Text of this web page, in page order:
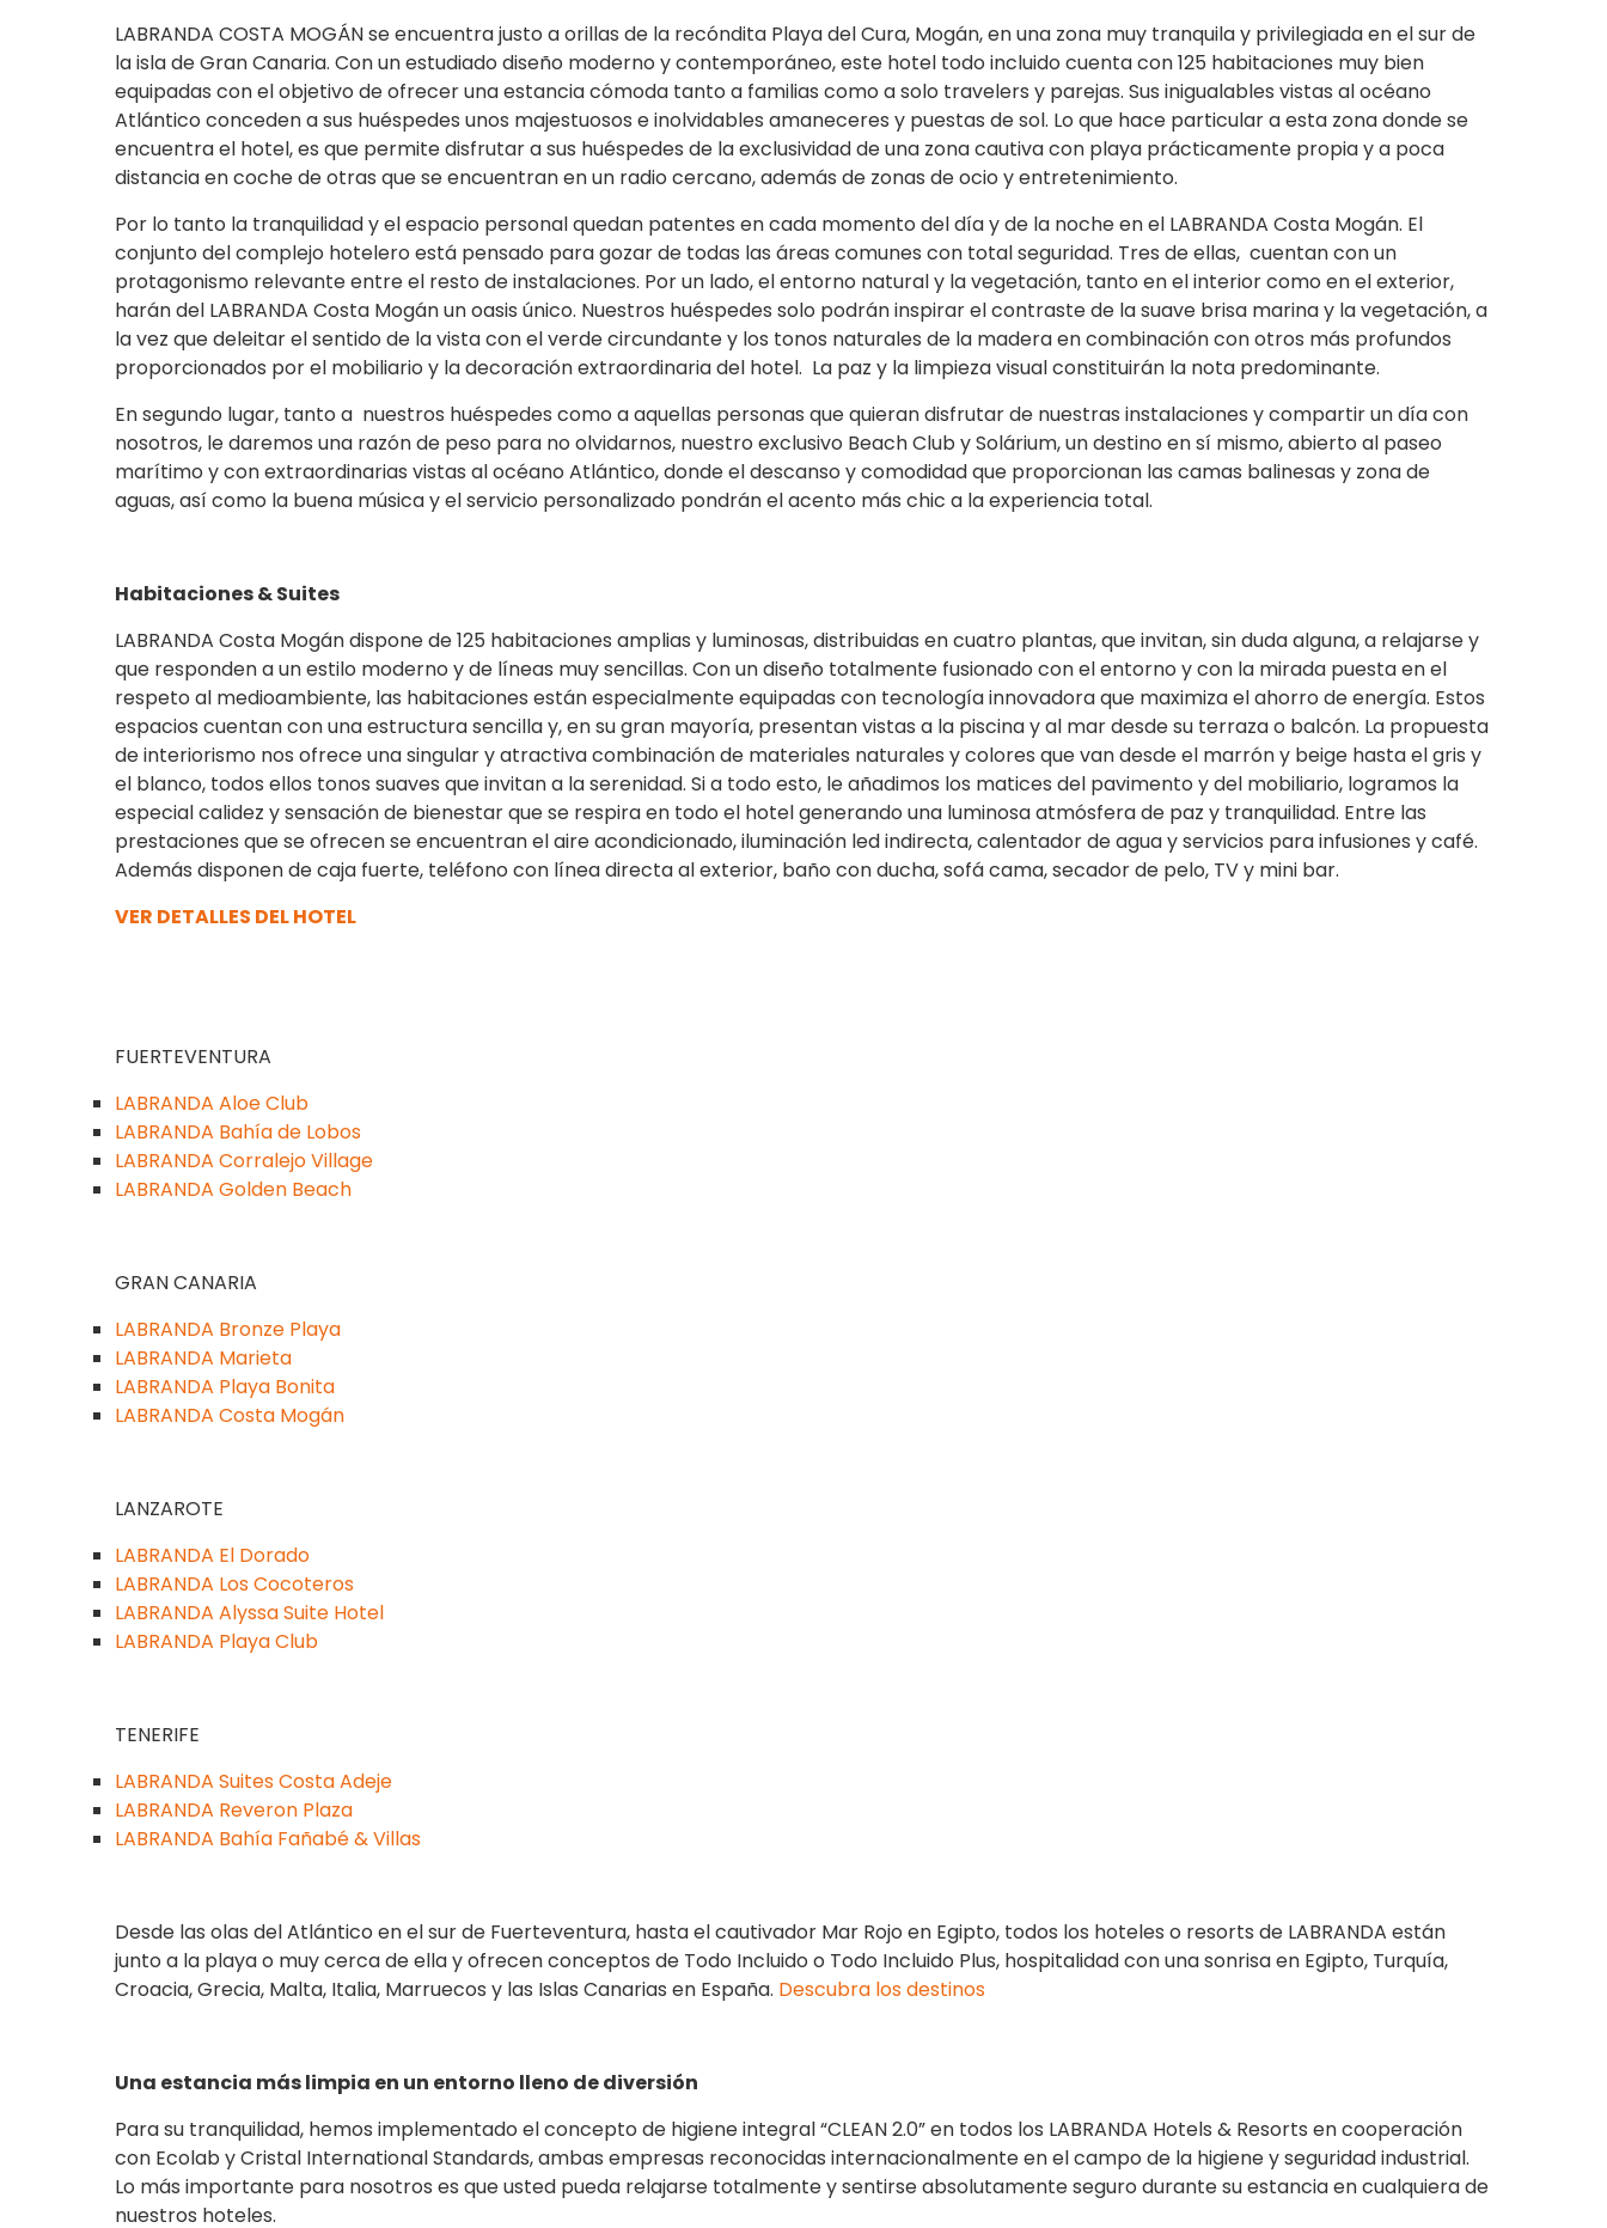
LABRANDA COSTA MOGÁN se encuentra justo a orillas de la recóndita Playa del Cura, Mogán, en una zona muy tranquila y privilegiada en el sur de
la isla de Gran Canaria. Con un estudiado diseño moderno y contemporáneo, este hotel todo incluido cuenta con 125 habitaciones muy bien
equipadas con el objetivo de ofrecer una estancia cómoda tanto a familias como a solo travelers y parejas. Sus inigualables vistas al océano
Atlántico conceden a sus huéspedes unos majestuosos e inolvidables amaneceres y puestas de sol. Lo que hace particular a esta zona donde se
encuentra el hotel, es que permite disfrutar a sus huéspedes de la exclusividad de una zona cautiva con playa prácticamente propia y a poca
distancia en coche de otras que se encuentran en un radio cercano, además de zonas de ocio y entretenimiento.
Por lo tanto la tranquilidad y el espacio personal quedan patentes en cada momento del día y de la noche en el LABRANDA Costa Mogán. El
conjunto del complejo hotelero está pensado para gozar de todas las áreas comunes con total seguridad. Tres de ellas, cuentan con un
protagonismo relevante entre el resto de instalaciones. Por un lado, el entorno natural y la vegetación, tanto en el interior como en el exterior,
harán del LABRANDA Costa Mogán un oasis único. Nuestros huéspedes solo podrán inspirar el contraste de la suave brisa marina y la vegetación, a
la vez que deleitar el sentido de la vista con el verde circundante y los tonos naturales de la madera en combinación con otros más profundos
proporcionados por el mobiliario y la decoración extraordinaria del hotel. La paz y la limpieza visual constituirán la nota predominante.
En segundo lugar, tanto a nuestros huéspedes como a aquellas personas que quieran disfrutar de nuestras instalaciones y compartir un día con
nosotros, le daremos una razón de peso para no olvidarnos, nuestro exclusivo Beach Club y Solárium, un destino en sí mismo, abierto al paseo
marítimo y con extraordinarias vistas al océano Atlántico, donde el descanso y comodidad que proporcionan las camas balinesas y zona de
aguas, así como la buena música y el servicio personalizado pondrán el acento más chic a la experiencia total.
Habitaciones & Suites
LABRANDA Costa Mogán dispone de 125 habitaciones amplias y luminosas, distribuidas en cuatro plantas, que invitan, sin duda alguna, a relajarse y
que responden a un estilo moderno y de líneas muy sencillas. Con un diseño totalmente fusionado con el entorno y con la mirada puesta en el
respeto al medioambiente, las habitaciones están especialmente equipadas con tecnología innovadora que maximiza el ahorro de energía. Estos
espacios cuentan con una estructura sencilla y, en su gran mayoría, presentan vistas a la piscina y al mar desde su terraza o balcón. La propuesta
de interiorismo nos ofrece una singular y atractiva combinación de materiales naturales y colores que van desde el marrón y beige hasta el gris y
el blanco, todos ellos tonos suaves que invitan a la serenidad. Si a todo esto, le añadimos los matices del pavimento y del mobiliario, logramos la
especial calidez y sensación de bienestar que se respira en todo el hotel generando una luminosa atmósfera de paz y tranquilidad. Entre las
prestaciones que se ofrecen se encuentran el aire acondicionado, iluminación led indirecta, calentador de agua y servicios para infusiones y café.
Además disponen de caja fuerte, teléfono con línea directa al exterior, baño con ducha, sofá cama, secador de pelo, TV y mini bar.
VER DETALLES DEL HOTEL
FUERTEVENTURA
LABRANDA Aloe Club
LABRANDA Bahía de Lobos
LABRANDA Corralejo Village
LABRANDA Golden Beach
GRAN CANARIA
LABRANDA Bronze Playa
LABRANDA Marieta
LABRANDA Playa Bonita
LABRANDA Costa Mogán
LANZAROTE
LABRANDA El Dorado
LABRANDA Los Cocoteros
LABRANDA Alyssa Suite Hotel
LABRANDA Playa Club
TENERIFE
LABRANDA Suites Costa Adeje
LABRANDA Reveron Plaza
LABRANDA Bahía Fañabé & Villas
Desde las olas del Atlántico en el sur de Fuerteventura, hasta el cautivador Mar Rojo en Egipto, todos los hoteles o resorts de LABRANDA están
junto a la playa o muy cerca de ella y ofrecen conceptos de Todo Incluido o Todo Incluido Plus, hospitalidad con una sonrisa en Egipto, Turquía,
Croacia, Grecia, Malta, Italia, Marruecos y las Islas Canarias en España. Descubra los destinos
Una estancia más limpia en un entorno lleno de diversión
Para su tranquilidad, hemos implementado el concepto de higiene integral “CLEAN 2.0” en todos los LABRANDA Hotels & Resorts en cooperación
con Ecolab y Cristal International Standards, ambas empresas reconocidas internacionalmente en el campo de la higiene y seguridad industrial.
Lo más importante para nosotros es que usted pueda relajarse totalmente y sentirse absolutamente seguro durante su estancia en cualquiera de
nuestros hoteles.